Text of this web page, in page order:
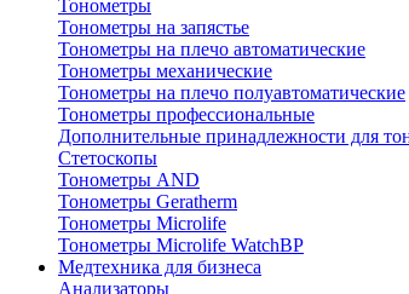
Тонометры
Тонометры на запястье
Тонометры на плечо автоматические
Тонометры механические
Тонометры на плечо полуавтоматические
Тонометры профессиональные
Дополнительные принадлежности для
Стетоскопы
Тонометры AND
Тонометры Geratherm
Тонометры Microlife
Тонометры Microlife WatchBP
Медтехника для бизнеса
Анализаторы